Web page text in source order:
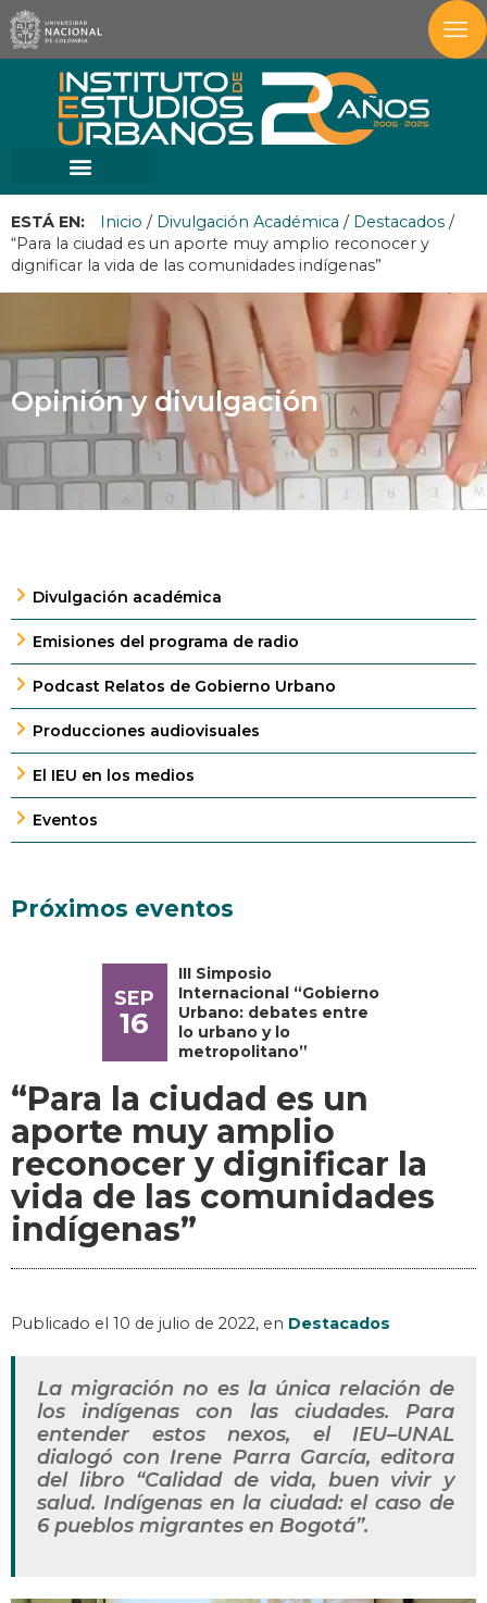
ESTÁ EN: Inicio / Divulgación Académica / Destacados /
“Para la ciudad es un aporte muy amplio reconocer y
dignificar la vida de las comunidades indígenas”
Opinión y divulgación
Divulgación académica
Emisiones del programa de radio
Podcast Relatos de Gobierno Urbano
Producciones audiovisuales
El IEU en los medios
Eventos
Próximos eventos
SEP
16
III Simposio
Internacional “Gobierno
Urbano: debates entre
lo urbano y lo
metropolitano”
“Para la ciudad es un
aporte muy amplio
reconocer y dignificar la
vida de las comunidades
indígenas”
Publicado el 10 de julio de 2022, en Destacados
La migración no es la única relación de
los indígenas con las ciudades. Para
entender estos nexos, el IEU–UNAL
dialogó con Irene Parra García, editora
del libro “Calidad de vida, buen vivir y
salud. Indígenas en la ciudad: el caso de
6 pueblos migrantes en Bogotá”.